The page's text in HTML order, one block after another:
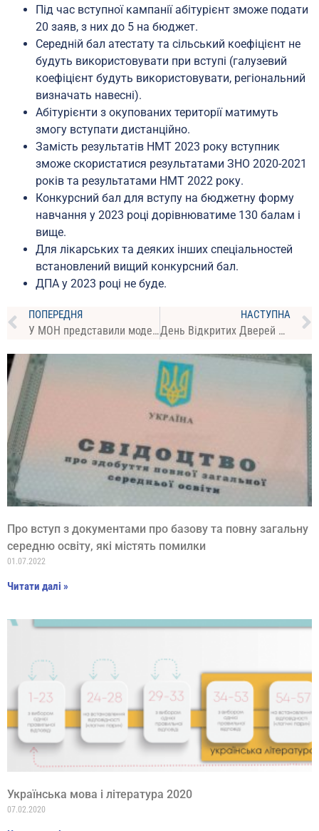
Під час вступної кампанії абітурієнт зможе подати
20 заяв, з них до 5 на бюджет.
Середній бал атестату та сільський коефіцієнт не
будуть використовувати при вступі (галузевий
коефіцієнт будуть використовувати, регіональний
визначать навесні).
Абітурієнти з окупованих території матимуть
змогу вступати дистанційно.
Замість результатів НМТ 2023 року вступник
зможе скористатися результатами ЗНО 2020-2021
років та результатами НМТ 2022 року.
Конкурсний бал для вступу на бюджетну форму
навчання у 2023 році дорівнюватиме 130 балам і
вище.
Для лікарських та деяких інших спеціальностей
встановлений вищий конкурсний бал.
ДПА у 2023 році не буде.
ПОПЕРЕДНЯ
У МОН представили модель вступу 2023 до закладів вищої освіти
НАСТУПНА
День Відкритих Дверей – 2023
Про вступ з документами про базову та повну загальну
середню освіту, які містять помилки
01.07.2022
Читати далі »
Українська мова і література 2020
07.02.2020